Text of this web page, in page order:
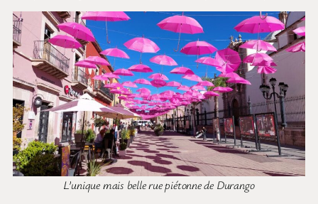
L’unique mais belle rue piétonne de Durango